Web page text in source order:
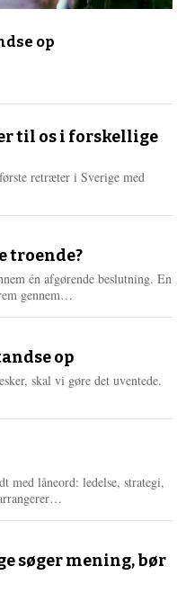
op
til os i forskellige
retræter i Sverige med
troende?
én afgørende beslutning. En
gennem…
e
r
e
op
skal vi gøre det uventede.
låneord: ledelse, strategi,
e
søger mening, bør